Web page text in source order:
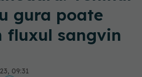
gura poate
fluxul sangvin
09:31